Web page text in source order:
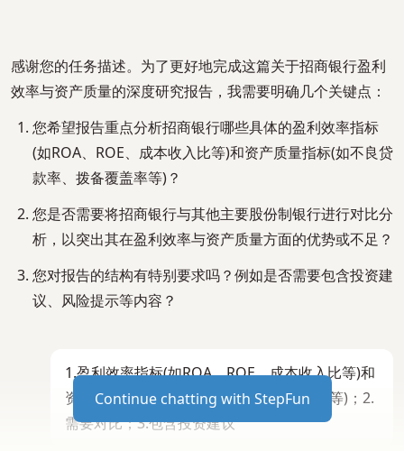
感谢您的任务描述。为了更好地完成这篇关于招商银行盈利
效率与资产质量的深度研究报告，我需要明确几个关键点：
您希望报告重点分析招商银行哪些具体的盈利效率指标
(如ROA、ROE、成本收入比等)和资产质量指标(如不良贷
款率、拨备覆盖率等)？
您是否需要将招商银行与其他主要股份制银行进行对比分
析，以突出其在盈利效率与资产质量方面的优势或不足？
您对报告的结构有特别要求吗？例如是否需要包含投资建
议、风险提示等内容？
1.盈利效率指标(如ROA、ROE、成本收入比等)和
资产质量指标(如不良贷款率、拨备覆盖率等)；2.
需要对比；3.包含投资建议
Continue chatting with StepFun